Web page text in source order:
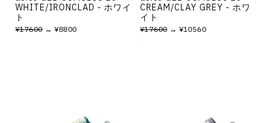
WHITE/IRONCLAD - ホワイ
ト
¥17600→ ¥8800
CREAM/CLAY GREY - ホワ
イト
¥17600→ ¥10560